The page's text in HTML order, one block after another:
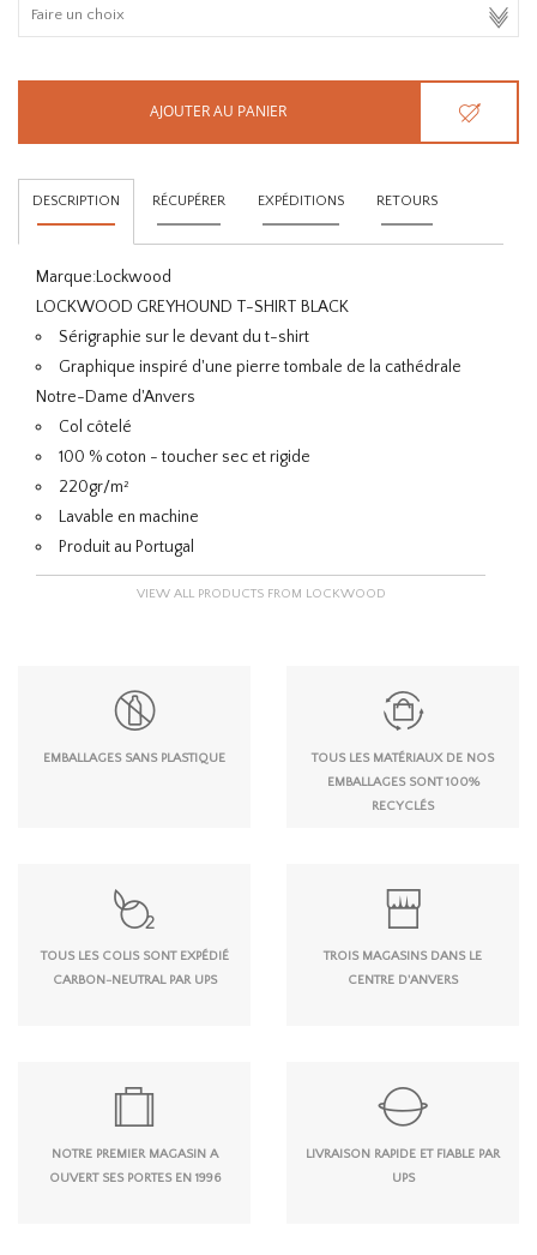
AJOUTER AU PANIER
DESCRIPTION RÉCUPÉRER EXPÉDITIONS RETOURS
Marque:Lockwood
LOCKWOOD GREYHOUND T-SHIRT BLACK
Sérigraphie sur le devant du t-shirt
Graphique inspiré d'une pierre tombale de la cathédrale
Notre-Dame d'Anvers
Col côtelé
100 % coton - toucher sec et rigide
220gr/m²
Lavable en machine
Produit au Portugal
VIEW ALL PRODUCTS FROM LOCKWOOD
EMBALLAGES SANS PLASTIQUE
TOUS LES MATÉRIAUX DE NOS
EMBALLAGES SONT 100%
RECYCLÉS
TOUS LES COLIS SONT EXPÉDIÉ
CARBON-NEUTRAL PAR UPS
TROIS MAGASINS DANS LE
CENTRE D'ANVERS
NOTRE PREMIER MAGASIN A
OUVERT SES PORTES EN 1996
LIVRAISON RAPIDE ET FIABLE PAR
UPS